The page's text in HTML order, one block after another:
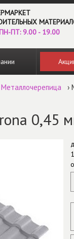
ПТ: 9.00 - 19.00
Металлочерепица ›
0,45